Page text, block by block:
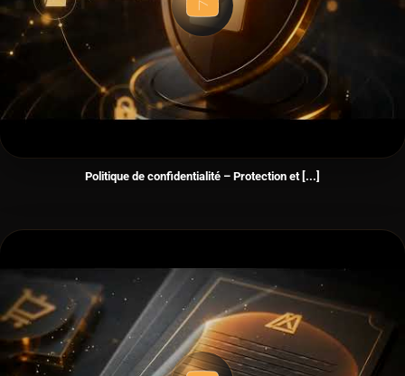
Politique de confidentialité – Protection et [...]